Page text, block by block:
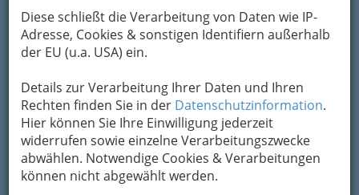
Diese schließt die Verarbeitung von Daten wie IP-
Adresse, Cookies & sonstigen Identifiern außerhalb
der EU (u.a. USA) ein.
Details zur Verarbeitung Ihrer Daten und Ihren
Rechten finden Sie in der Datenschutzinformation.
Hier können Sie Ihre Einwilligung jederzeit
widerrufen sowie einzelne Verarbeitungszwecke
abwählen. Notwendige Cookies & Verarbeitungen
können nicht abgewählt werden.
Kontaktaufnahme
Um die Info-Graz Firmen
Übermittlung Ihrer Nachricht ein sicheres
Formular. Ihre Nachricht wird nach dem
Absenden umgehend per Mail an das
Unternehmen Tierschutzombudschaft
weitergeleitet.
Mein Name